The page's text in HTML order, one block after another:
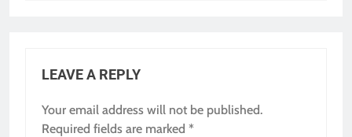
LEAVE A REPLY
Your email address will not be published.
Required fields are marked *